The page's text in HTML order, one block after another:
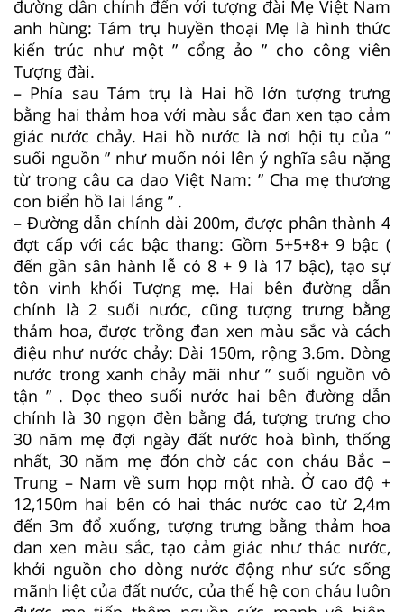
đường dẫn chính đến với tượng đài Mẹ Việt Nam
anh hùng: Tám trụ huyền thoại Mẹ là hình thức
kiến trúc như một ” cổng ảo ” cho công viên
Tượng đài.
– Phía sau Tám trụ là Hai hồ lớn tượng trưng
bằng hai thảm hoa với màu sắc đan xen tạo cảm
giác nước chảy. Hai hồ nước là nơi hội tụ của ”
suối nguồn ” như muốn nói lên ý nghĩa sâu nặng
từ trong câu ca dao Việt Nam: ” Cha mẹ thương
con biển hồ lai láng ” .
– Đường dẫn chính dài 200m, được phân thành 4
đợt cấp với các bậc thang: Gồm 5+5+8+ 9 bậc (
đến gần sân hành lễ có 8 + 9 là 17 bậc), tạo sự
tôn vinh khối Tượng mẹ. Hai bên đường dẫn
chính là 2 suối nước, cũng tượng trưng bằng
thảm hoa, được trồng đan xen màu sắc và cách
điệu như nước chảy: Dài 150m, rộng 3.6m. Dòng
nước trong xanh chảy mãi như ” suối nguồn vô
tận ” . Dọc theo suối nước hai bên đường dẫn
chính là 30 ngọn đèn bằng đá, tượng trưng cho
30 năm mẹ đợi ngày đất nước hoà bình, thống
nhất, 30 năm mẹ đón chờ các con cháu Bắc –
Trung – Nam về sum họp một nhà. Ở cao độ +
12,150m hai bên có hai thác nước cao từ 2,4m
đến 3m đổ xuống, tượng trưng bằng thảm hoa
đan xen màu sắc, tạo cảm giác như thác nước,
khởi nguồn cho dòng nước động như sức sống
mãnh liệt của đất nước, của thế hệ con cháu luôn